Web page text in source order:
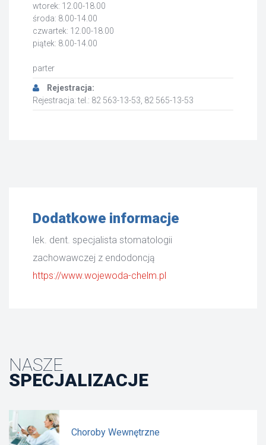
wtorek: 12.00-18.00
środa: 8.00-14.00
czwartek: 12.00-18.00
piątek: 8.00-14.00
parter
Rejestracja:
Rejestracja: tel.: 82 563-13-53, 82 565-13-53
Dodatkowe informacje
lek. dent. specjalista stomatologii
zachowawczej z endodoncją
https://www.wojewoda-chelm.pl
NASZE
SPECJALIZACJE
Choroby Wewnętrzne